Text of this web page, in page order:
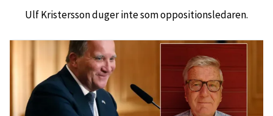
Ulf Kristersson duger inte som oppositionsledaren.